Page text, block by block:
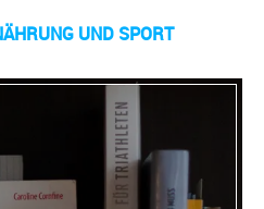
UND SPORT